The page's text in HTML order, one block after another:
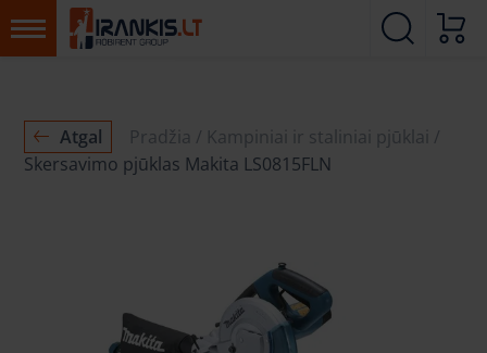
Atgal Pradžia
Kampiniai ir staliniai pjūklai
Skersavimo pjūklas Makita LS0815FLN